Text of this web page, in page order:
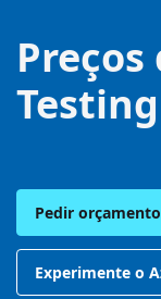
Preços
Testing
Pedir
Experimente o